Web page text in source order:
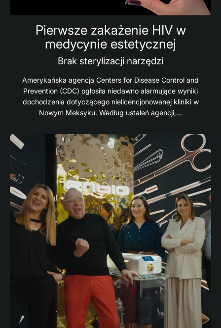
Pierwsze zakażenie HIV w
medycynie estetycznej
Brak sterylizacji narzędzi
Amerykańska agencja Centers for Disease Control and
Prevention (CDC) ogłosiła niedawno alarmujące wyniki
dochodzenia dotyczącego nielicencjonowanej kliniki w
Nowym Meksyku. Według ustaleń agencji,...